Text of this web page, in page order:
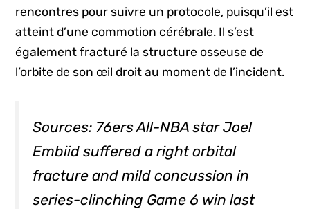
rencontres pour suivre un protocole, puisqu’il est
atteint d’une commotion cérébrale. Il s’est
également fracturé la structure osseuse de
l’orbite de son œil droit au moment de l’incident.
Sources: 76ers All-NBA star Joel
Embiid suffered a right orbital
fracture and mild concussion in
series-clinching Game 6 win last